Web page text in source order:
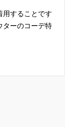
用することです
ターのコーデ特